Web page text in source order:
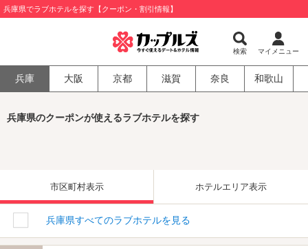
兵庫県でラブホテルを探す【クーポン・割引情報】
検索 マイメニュー
兵庫 大阪 京都 滋賀 奈良 和歌山
兵庫県のクーポンが使えるラブホテルを探す
市区町村表示 ホテルエリア表示
兵庫県すべてのラブホテルを見る